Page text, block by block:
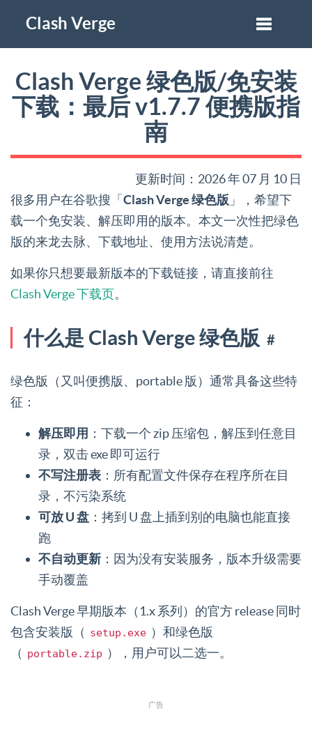
Clash Verge
Clash Verge 绿色版/免安装
下载：最后 v1.7.7 便携版指
南
更新时间：2026 年 07 月 10 日
很多用户在谷歌搜「 Clash Verge 绿色版 」，希望下
载一个免安装、解压即用的版本。本文一次性把绿色
版的来龙去脉、下载地址、使用方法说清楚。
如果你只想要最新版本的下载链接，请直接前往
Clash Verge 下载页。
什么是 Clash Verge 绿色版 #
绿色版（又叫便携版、portable 版）通常具备这些特
征：
解压即用 ：下载一个 zip 压缩包，解压到任意目
录，双击 exe 即可运行
不写注册表 ：所有配置文件保存在程序所在目
录，不污染系统
可放 U 盘 ：拷到 U 盘上插到别的电脑也能直接
跑
不自动更新 ：因为没有安装服务，版本升级需要
手动覆盖
Clash Verge 早期版本（1.x 系列）的官方 release 同时
包含安装版（ setup.exe ）和绿色版
（ portable.zip ），用户可以二选一。
广告